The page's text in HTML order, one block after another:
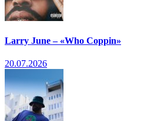
Larry June – «Who Coppin»
20.07.2026